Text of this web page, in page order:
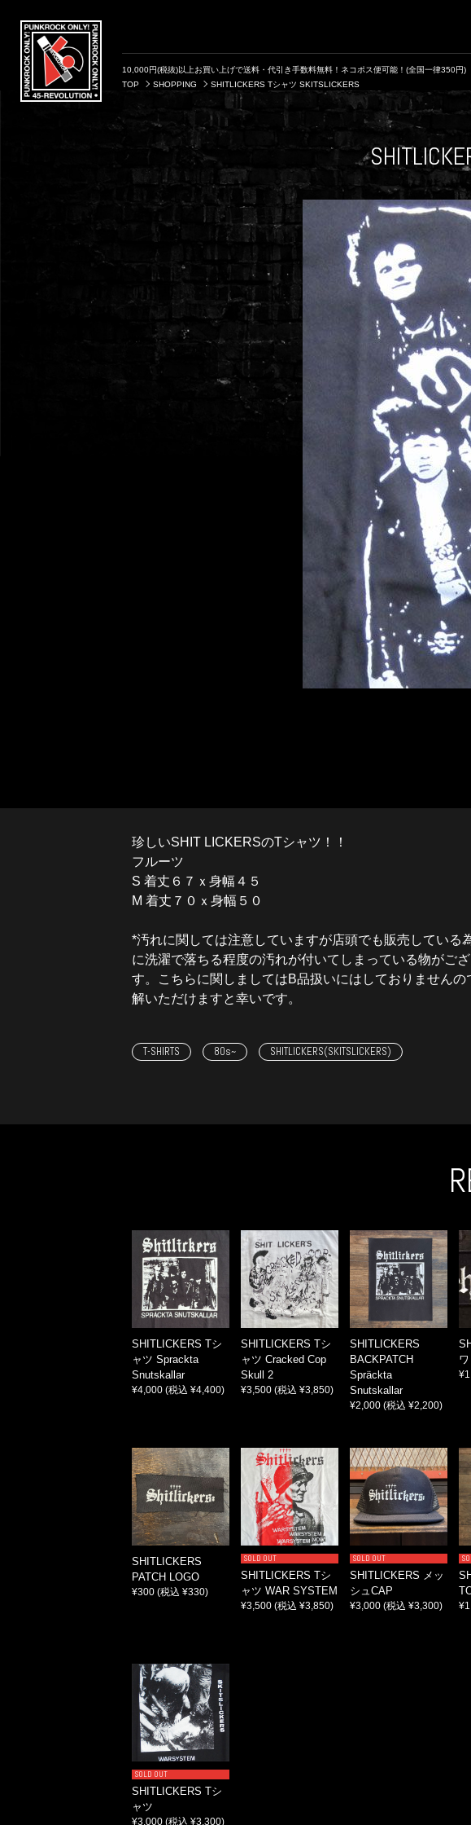
10,000円(税抜)以上お買い上げで送料・代引き手数料無料！ネコポス便可能！(全国一律350円)
TOP
SHOPPING SHITLICKERS Tシャツ SKITSLICKERS
珍しいSHIT LICKERSのTシャツ！！
フルーツ
S 着丈６７ｘ身幅４５
M 着丈７０ｘ身幅５０
*汚れに関しては注意していますが店頭でも販売している
に洗濯で落ちる程度の汚れが付いてしまっている物がござ
す。こちらに関しましてはB品扱いにはしておりませんの
解いただけますと幸いです。
T-SHIRTS 80s~ SHITLICKERS(SKITSLICKERS)
SHITLICKERS Tシ
ャツ Sprackta
Snutskallar
¥4,000 (税込 ¥4,400)
SHITLICKERS Tシ
ャツ Cracked Cop
Skull 2
¥3,500 (税込 ¥3,850)
SHITLICKERS
BACKPATCH
Spräckta
Snutskallar
¥2,000 (税込 ¥2,200)
SHITLICKERS
PATCH LOGO
¥300 (税込 ¥330)
SOLD OUT
SHITLICKERS Tシ
ャツ WAR SYSTEM
¥3,500 (税込 ¥3,850)
SOLD OUT
SHITLICKERS メッ
シュCAP
¥3,000 (税込 ¥3,300)
SOLD OUT
SHITLICKERS Tシ
ャツ
¥3,000 (税込 ¥3,300)